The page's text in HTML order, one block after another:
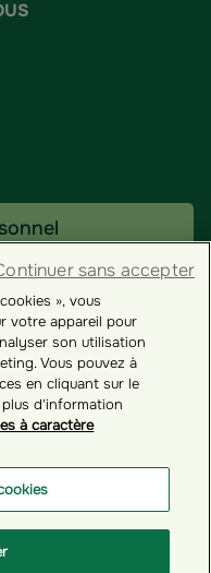
», vous
votre appareil pour
son utilisation
Vous pouvez à
en cliquant sur le
plus d'information
à caractère
sans accepter